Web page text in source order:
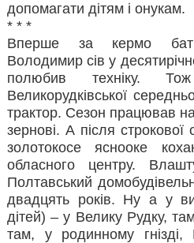
допомагати дітям і онукам.
* * *
Вперше за кермо
Володимир сів у
полюбив техніку.
Великорудківської
трактор. Сезон працював
зернові. А після
золотокосе яснооке
обласного центру.
Полтавський
двадцять років. Ну а у
дітей) – у Велику Рудку,
там, у родинному